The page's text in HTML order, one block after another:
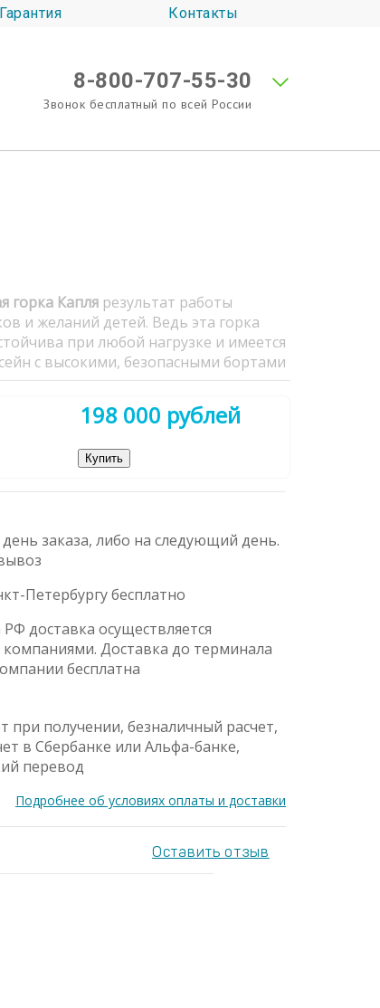
Гарантия Контакты
8-800-707-55-30
Звонок бесплатный по всей России
горка Капля результат работы
и желаний детей. Ведь эта горка
при любой нагрузке и имеется
с высокими, безопасными бортами
198 000 рублей
Купить
заказа, либо на следующий день.
Петербургу бесплатно
доставка осуществляется
Доставка до терминала
бесплатна
при получении, безналичный расчет,
в Сбербанке или Альфа-банке,
перевод
Подробнее об условиях оплаты и доставки
Оставить отзыв